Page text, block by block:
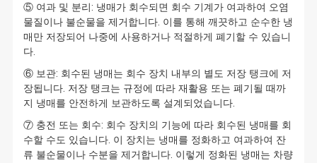
⑤ 여과 및 분리: 냉매가 회수되면 회수 기계가 여과하여 오염
물질이나 불순물을 제거합니다. 이를 통해 깨끗하고 순수한 냉
매만 저장되어 나중에 사용하거나 적절하게 폐기할 수 있습니
다.
⑥ 보관: 회수된 냉매는 회수 장치 내부의 별도 저장 탱크에 저
장됩니다. 저장 탱크는 규정에 따라 재활용 또는 폐기될 때까
지 냉매를 안전하게 보관하도록 설계되었습니다.
⑦ 충전 또는 회수: 회수 장치의 기능에 따라 회수된 냉매를 회
수할 수도 있습니다. 이 장치는 냉매를 정화하고 여과하여 잔
류 불순물이나 수분을 제거합니다. 이렇게 정화된 냉매는 차량